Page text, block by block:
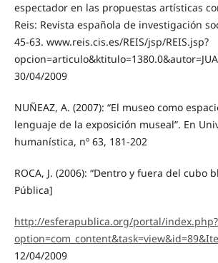
espectador en las propuestas artísticas
Reis: Revista española de investigación
45-63. www.reis.cis.es/REIS/jsp/REIS.jsp?
30/04/2009
NUÑEAZ, A. (2007): “El museo como
lenguaje de la exposición museal”. En
humanística, nº 63, 181-202
ROCA, J. (2006): “Dentro y fuera del cubo
Pública]
http://esferapublica.org/portal/index.php?
12/04/2009